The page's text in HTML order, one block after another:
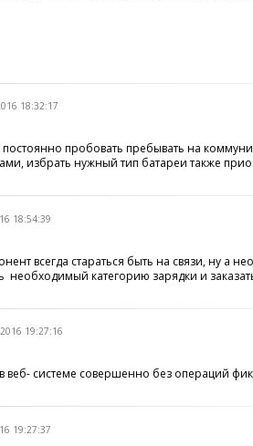
18:32:17
пробовать пребывать на
избрать нужный тип батареи также
18:54:39
всегда стараться быть на связи, ну
категорию зарядки и
19:27:16
веб- системе совершенно без операций
19:27:37